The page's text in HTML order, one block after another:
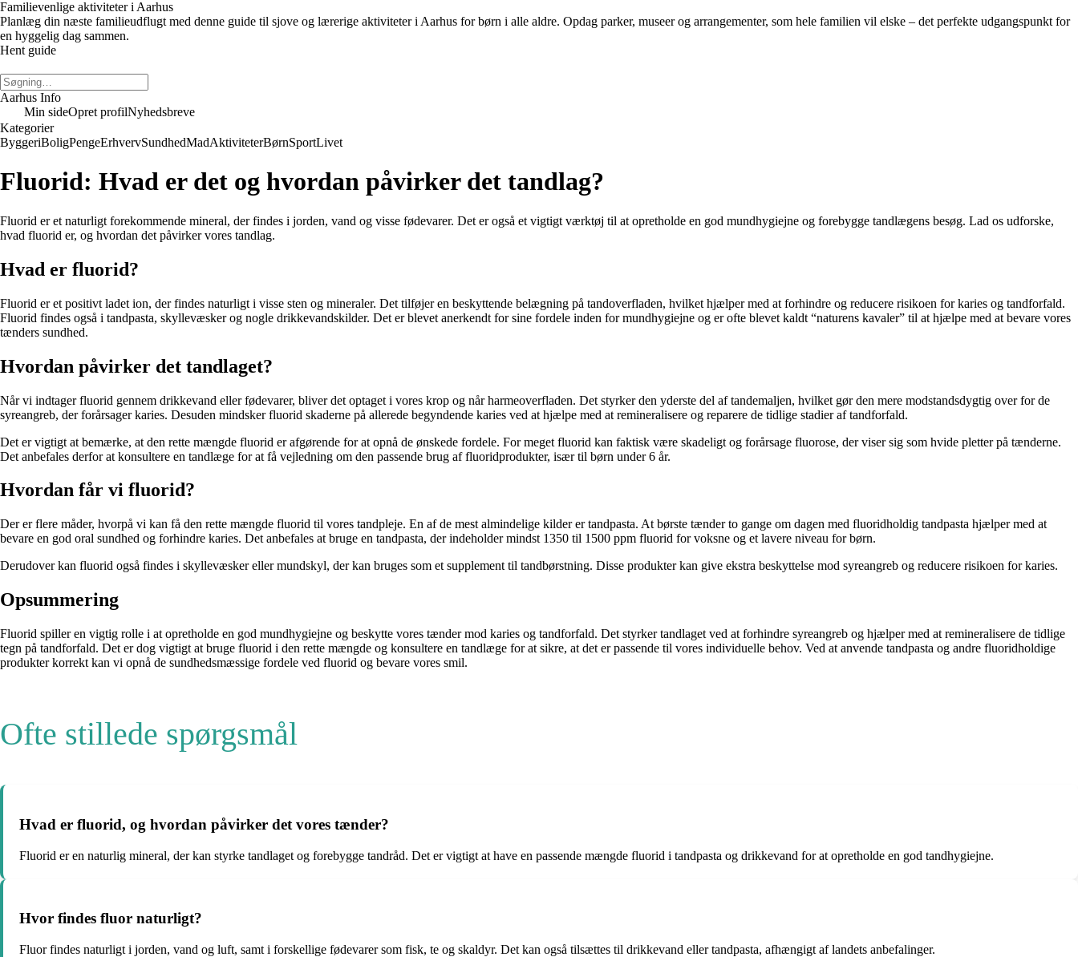
Familievenlige aktiviteter i Aarhus
Planlæg din næste familieudflugt med denne guide til sjove og lærerige aktiviteter i Aarhus for børn i alle aldre. Opdag parker, museer og arrangementer, som hele familien vil elske – det perfekte udgangspunkt for
en hyggelig dag sammen.
Hent guide
Aarhus Info
Min sideOpret profilNyhedsbreve
Kategorier
ByggeriBoligPengeErhvervSundhedMadAktiviteterBørnSportLivet
Fluorid: Hvad er det og hvordan påvirker det tandlag?
Fluorid er et naturligt forekommende mineral, der findes i jorden, vand og visse fødevarer. Det er også et vigtigt værktøj til at opretholde en god mundhygiejne og forebygge tandlægens besøg. Lad os udforske,
hvad fluorid er, og hvordan det påvirker vores tandlag.
Hvad er fluorid?
Fluorid er et positivt ladet ion, der findes naturligt i visse sten og mineraler. Det tilføjer en beskyttende belægning på tandoverfladen, hvilket hjælper med at forhindre og reducere risikoen for karies og tandforfald.
Fluorid findes også i tandpasta, skyllevæsker og nogle drikkevandskilder. Det er blevet anerkendt for sine fordele inden for mundhygiejne og er ofte blevet kaldt “naturens kavaler” til at hjælpe med at bevare vores
tænders sundhed.
Hvordan påvirker det tandlaget?
Når vi indtager fluorid gennem drikkevand eller fødevarer, bliver det optaget i vores krop og når harmeoverfladen. Det styrker den yderste del af tandemaljen, hvilket gør den mere modstandsdygtig over for de
syreangreb, der forårsager karies. Desuden mindsker fluorid skaderne på allerede begyndende karies ved at hjælpe med at remineralisere og reparere de tidlige stadier af tandforfald.
Det er vigtigt at bemærke, at den rette mængde fluorid er afgørende for at opnå de ønskede fordele. For meget fluorid kan faktisk være skadeligt og forårsage fluorose, der viser sig som hvide pletter på tænderne.
Det anbefales derfor at konsultere en tandlæge for at få vejledning om den passende brug af fluoridprodukter, især til børn under 6 år.
Hvordan får vi fluorid?
Der er flere måder, hvorpå vi kan få den rette mængde fluorid til vores tandpleje. En af de mest almindelige kilder er tandpasta. At børste tænder to gange om dagen med fluoridholdig tandpasta hjælper med at
bevare en god oral sundhed og forhindre karies. Det anbefales at bruge en tandpasta, der indeholder mindst 1350 til 1500 ppm fluorid for voksne og et lavere niveau for børn.
Derudover kan fluorid også findes i skyllevæsker eller mundskyl, der kan bruges som et supplement til tandbørstning. Disse produkter kan give ekstra beskyttelse mod syreangreb og reducere risikoen for karies.
Opsummering
Fluorid spiller en vigtig rolle i at opretholde en god mundhygiejne og beskytte vores tænder mod karies og tandforfald. Det styrker tandlaget ved at forhindre syreangreb og hjælper med at remineralisere de tidlige
tegn på tandforfald. Det er dog vigtigt at bruge fluorid i den rette mængde og konsultere en tandlæge for at sikre, at det er passende til vores individuelle behov. Ved at anvende tandpasta og andre fluoridholdige
produkter korrekt kan vi opnå de sundhedsmæssige fordele ved fluorid og bevare vores smil.
Ofte stillede spørgsmål
Hvad er fluorid, og hvordan påvirker det vores tænder?
Fluorid er en naturlig mineral, der kan styrke tandlaget og forebygge tandråd. Det er vigtigt at have en passende mængde fluorid i tandpasta og drikkevand for at opretholde en god tandhygiejne.
Hvor findes fluor naturligt?
Fluor findes naturligt i jorden, vand og luft, samt i forskellige fødevarer som fisk, te og skaldyr. Det kan også tilsættes til drikkevand eller tandpasta, afhængigt af landets anbefalinger.